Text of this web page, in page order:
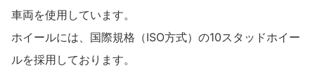
車両を使用しています。
ホイールには、国際規格（ISO方式）の10スタッドホイー
ルを採用しております。